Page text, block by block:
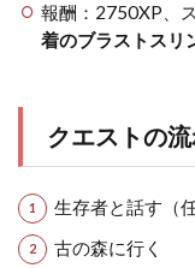
報酬：2750XP、
着のブラストスリ
クエストの
生存者と話す（任
古の森に行く